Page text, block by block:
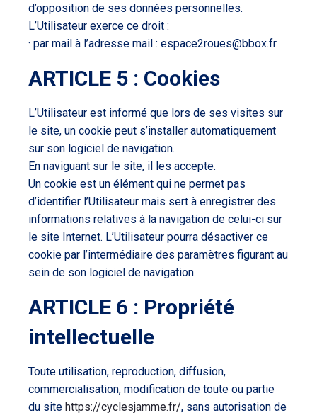
d’opposition de ses données personnelles.
L’Utilisateur exerce ce droit :
· par mail à l’adresse mail : espace2roues@bbox.fr
ARTICLE 5 : Cookies
L’Utilisateur est informé que lors de ses visites sur
le site, un cookie peut s’installer automatiquement
sur son logiciel de navigation.
En naviguant sur le site, il les accepte.
Un cookie est un élément qui ne permet pas
d’identifier l’Utilisateur mais sert à enregistrer des
informations relatives à la navigation de celui-ci sur
le site Internet. L’Utilisateur pourra désactiver ce
cookie par l’intermédiaire des paramètres figurant au
sein de son logiciel de navigation.
ARTICLE 6 : Propriété
intellectuelle
Toute utilisation, reproduction, diffusion,
commercialisation, modification de toute ou partie
du site https://cyclesjamme.fr/, sans autorisation de